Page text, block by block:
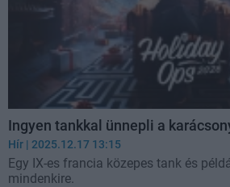
Ingyen tankkal ünnepli a
Hír | 2025.12.17 13:15
Egy IX-es francia közepes tank és
mindenkire.